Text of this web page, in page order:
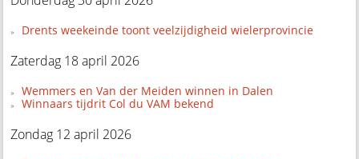
Drents weekeinde toont veelzijdigheid wielerprovincie
Zaterdag 18 april 2026
Wemmers en Van der Meiden winnen in Dalen
Winnaars tijdrit Col du VAM bekend
Zondag 12 april 2026